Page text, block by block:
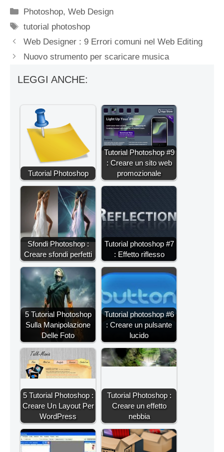
Categorie
Photoshop,Web Design
Tag
tutorial photoshop
Web Designer : 9 Errori comuni nel Web Editing
Nuovo strumento per scaricare musica
LEGGI ANCHE:
Tutorial Photoshop
Tutorial Photoshop #9
: Creare un sito web
promozionale
Sfondi Photoshop :
Creare sfondi perfetti
Tutorial photoshop #7
: Effetto riflesso
5 Tutorial Photoshop
Sulla Manipolazione
Delle Foto
Tutorial photoshop #6
: Creare un pulsante
lucido
5 Tutorial Photoshop :
Creare Un Layout Per
WordPress
Tutorial Photoshop :
Creare un effetto
nebbia